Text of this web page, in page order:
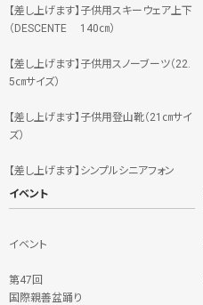
【差し上げます】子供用スキーウェア上下
（DESCENTE 140㎝）
【差し上げます】子供用スノーブーツ（22.
5㎝サイズ）
【差し上げます】子供用登山靴（21㎝サイ
ズ）
【差し上げます】シンプルシニアフォン
イベント
イベント
第47回
国際親善盆踊り